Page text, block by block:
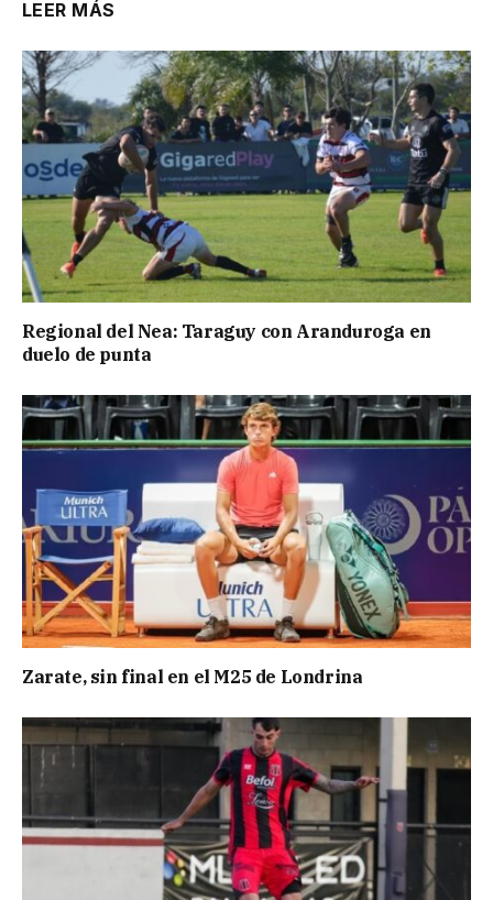
LEER MÁS
Regional del Nea: Taraguy con Aranduroga en
duelo de punta
Zarate, sin final en el M25 de Londrina